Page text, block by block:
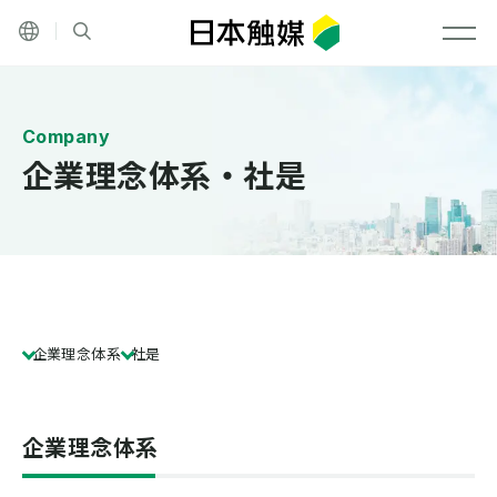
メニ
その他の言語
企業理念体系・社是
企業理念体系 社是
企業理念体系